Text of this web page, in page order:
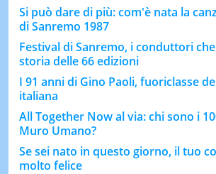
Si può dare di più: com'è nata la
di Sanremo 1987
Festival di Sanremo, i conduttori
storia delle 66 edizioni
I 91 anni di Gino Paoli, fuoriclasse
italiana
All Together Now al via: chi sono i
Muro Umano?
Se sei nato in questo giorno, il tuo
molto felice